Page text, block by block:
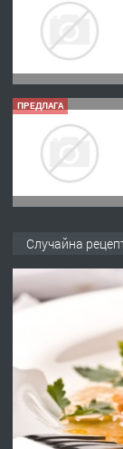
ПРЕДЛАГА
ПРЕДЛАГА
Случайна